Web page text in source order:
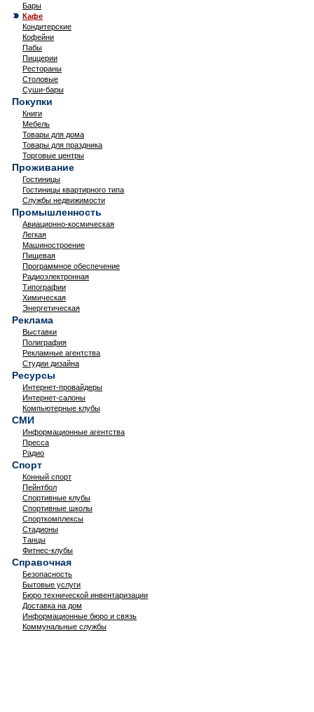
Бары
Кафе
Кондитерские
Кофейни
Пабы
Пиццерии
Рестораны
Столовые
Суши-бары
Покупки
Книги
Мебель
Товары для дома
Товары для праздника
Торговые центры
Проживание
Гостиницы
Гостиницы квартирного типа
Службы недвижимости
Промышленность
Авиационно-космическая
Легкая
Машиностроение
Пищевая
Программное обеспечение
Радиоэлектронная
Типографии
Химическая
Энергетическая
Реклама
Выставки
Полиграфия
Рекламные агентства
Студии дизайна
Ресурсы
Интернет-провайдеры
Интернет-салоны
Компьютерные клубы
СМИ
Информационные агентства
Пресса
Радио
Спорт
Конный спорт
Пейнтбол
Спортивные клубы
Спортивные школы
Спорткомплексы
Стадионы
Танцы
Фитнес-клубы
Справочная
Безопасность
Бытовые услуги
Бюро технической инвентаризации
Доставка на дом
Информационные бюро и связь
Коммунальные службы